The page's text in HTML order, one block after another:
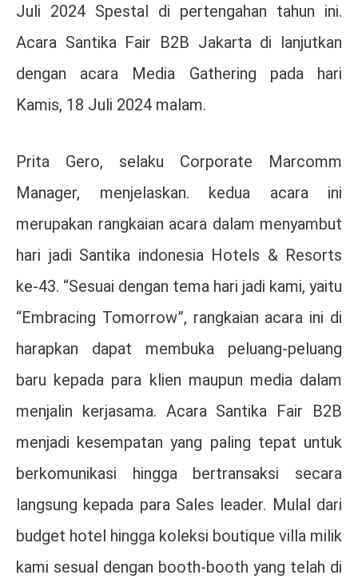
Juli 2024 Spestal di pertengahan tahun ini.
Acara Santika Fair B2B Jakarta di lanjutkan
dengan acara Media Gathering pada hari
Kamis, 18 Juli 2024 malam.
Prita Gero, selaku Corporate Marcomm
Manager, menjelaskan. kedua acara ini
merupakan rangkaian acara dalam menyambut
hari jadi Santika indonesia Hotels & Resorts
ke-43. “Sesuai dengan tema hari jadi kami, yaitu
“Embracing Tomorrow”, rangkaian acara ini di
harapkan dapat membuka peluang-peluang
baru kepada para klien maupun media dalam
menjalin kerjasama. Acara Santika Fair B2B
menjadi kesempatan yang paling tepat untuk
berkomunikasi hingga bertransaksi secara
langsung kepada para Sales leader. Mulal dari
budget hotel hingga koleksi boutique villa milik
kami sesual dengan booth-booth yang telah di